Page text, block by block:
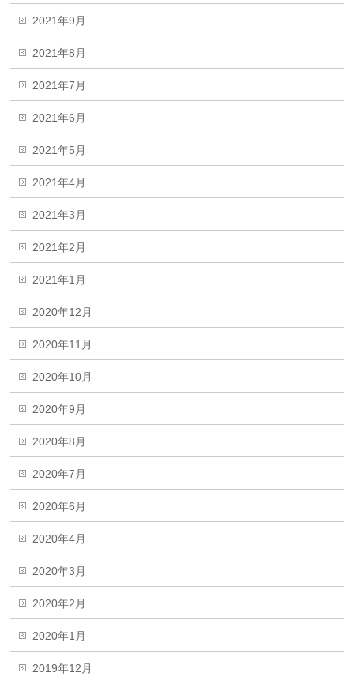
2021年9月
2021年8月
2021年7月
2021年6月
2021年5月
2021年4月
2021年3月
2021年2月
2021年1月
2020年12月
2020年11月
2020年10月
2020年9月
2020年8月
2020年7月
2020年6月
2020年4月
2020年3月
2020年2月
2020年1月
2019年12月